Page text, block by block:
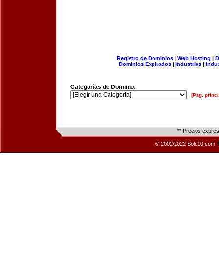
Registro de Dominios| Web Hosting |
Dominios Expirados | Industrias |
Categorías de Dominio:
[Pág.
** Precios
© 2002/2022 Solo10.com